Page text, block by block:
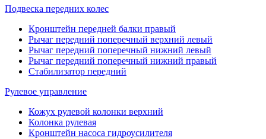
Подвеска передних колес
Кронштейн передней балки правый
Рычаг передний поперечный верхний левый
Рычаг передний поперечный нижний левый
Рычаг передний поперечный нижний правый
Стабилизатор передний
Рулевое управление
Кожух рулевой колонки верхний
Колонка рулевая
Кронштейн насоса гидроусилителя